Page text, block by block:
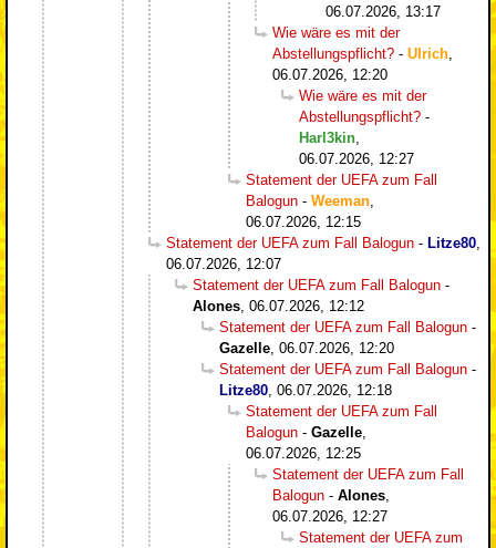
06.07.2026, 13:17
Wie wäre es mit der
Abstellungspflicht? - Ulrich
06.07.2026, 12:20
Wie wäre es mit der
Abstellungspflicht? -
Harl3kin
06.07.2026, 12:27
Statement der UEFA zum Fall
Balogun - Weeman
06.07.2026, 12:15
Statement der UEFA zum Fall Balogun - Litze80
06.07.2026, 12:07
Statement der UEFA zum Fall Balogun -
Alones 06.07.2026, 12:12
Statement der UEFA zum Fall Balogun -
Gazelle 06.07.2026, 12:20
Statement der UEFA zum Fall Balogun -
Litze80 06.07.2026, 12:18
Statement der UEFA zum Fall
Balogun - Gazelle
06.07.2026, 12:25
Statement der UEFA zum Fall
Balogun - Alones
06.07.2026, 12:27
Statement der UEFA zum